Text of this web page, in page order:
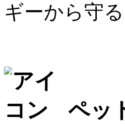
ギーから守
ペッ